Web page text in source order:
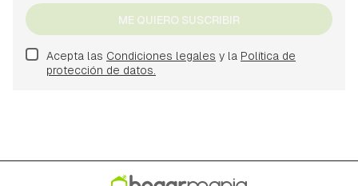
ME QUIERO SUSCRIBIR
Acepta las Condiciones legales y la Política de
protección de datos.